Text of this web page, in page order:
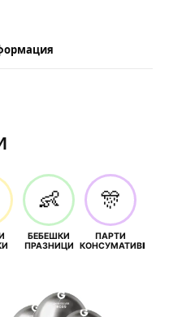
👶
БЕБЕШКИ
ПРАЗНИЦИ
🎊
ПАРТИ
КОНСУМАТИВИ